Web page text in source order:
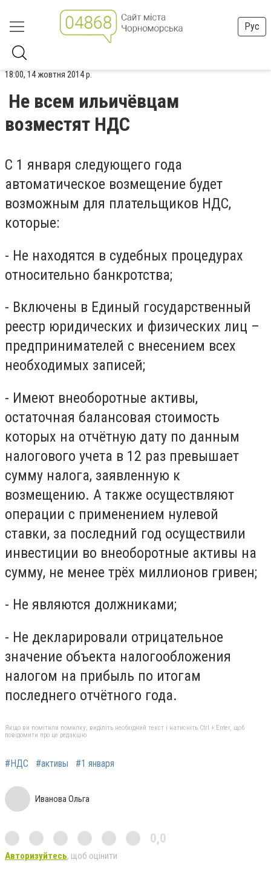
Рус
18:00, 14 жовтня 2014 р.
Не всем ильичёвцам
возместят НДС
С 1 января следующего года
автоматическое возмещение будет
возможным для плательщиков НДС,
которые:
- Не находятся в судебных процедурах
относительно банкротства;
- Включены в Единый государственный
реестр юридических и физических лиц –
предпринимателей с внесением всех
необходимых записей;
- Имеют внеоборотные активы,
остаточная балансовая стоимость
которых на отчётную дату по данным
налогового учета в 12 раз превышает
сумму налога, заявленную к
возмещению. А также осуществляют
операции с применением нулевой
ставки, за последний год осуществили
инвестиции во внеоборотные активы на
сумму, не менее трёх миллионов гривен;
- Не являются должниками;
- Не декларировали отрицательное
значение объекта налогообложения
налогом на прибыль по итогам
последнего отчётного года.
Якщо ви помітили помилку, виділіть необхідний текст і натисніть Ctrl + Enter, щоб
повідомити про це редакцію
#НДС #активы #1 января
Иванова Ольга
0,0
Авторизуйтесь, щоб оцінити